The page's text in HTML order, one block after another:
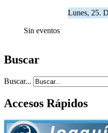
Lunes, 25.
Sin eventos
Buscar
Buscar...
Accesos Rápidos